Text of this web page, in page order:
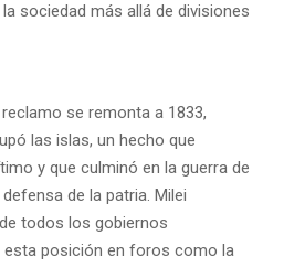
sociedad más allá de divisiones
se remonta a 1833,
las islas, un hecho que
y que culminó en la guerra de
de la patria. Milei
todos los gobiernos
posición en foros como la